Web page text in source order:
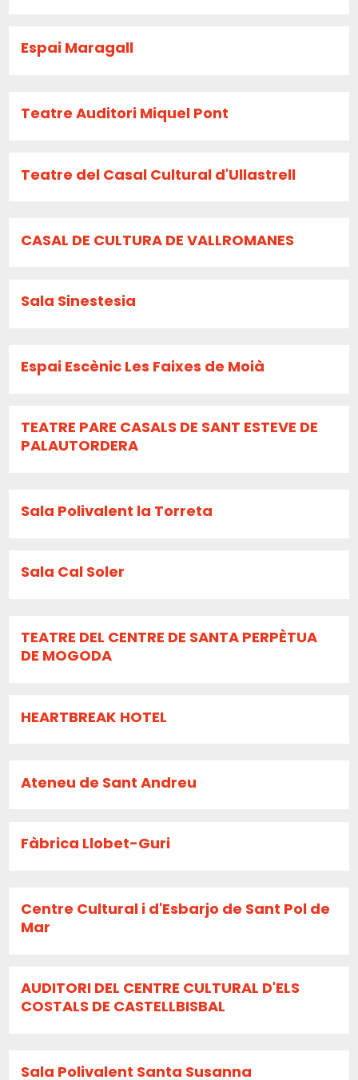
Espai Maragall
Teatre Auditori Miquel Pont
Teatre del Casal Cultural d'Ullastrell
CASAL DE CULTURA DE VALLROMANES
Sala Sinestesia
Espai Escènic Les Faixes de Moià
TEATRE PARE CASALS DE SANT ESTEVE DE
PALAUTORDERA
Sala Polivalent la Torreta
Sala Cal Soler
TEATRE DEL CENTRE DE SANTA PERPÈTUA
DE MOGODA
HEARTBREAK HOTEL
Ateneu de Sant Andreu
Fàbrica Llobet-Guri
Centre Cultural i d'Esbarjo de Sant Pol de
Mar
AUDITORI DEL CENTRE CULTURAL D'ELS
COSTALS DE CASTELLBISBAL
Sala Polivalent Santa Susanna